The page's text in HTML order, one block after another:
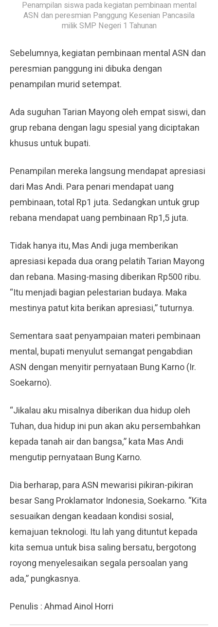
Penampilan siswa pada kegiatan pembinaan mental
ASN dan peresmian Panggung Kesenian Pancasila
milik SMP Negeri 1 Tahunan
Sebelumnya, kegiatan pembinaan mental ASN dan
peresmian panggung ini dibuka dengan
penampilan murid setempat.
Ada suguhan Tarian Mayong oleh empat siswi, dan
grup rebana dengan lagu spesial yang diciptakan
khusus untuk bupati.
Penampilan mereka langsung mendapat apresiasi
dari Mas Andi. Para penari mendapat uang
pembinaan, total Rp1 juta. Sedangkan untuk grup
rebana mendapat uang pembinaan Rp1,5 juta.
Tidak hanya itu, Mas Andi juga memberikan
apresiasi kepada dua orang pelatih Tarian Mayong
dan rebana. Masing-masing diberikan Rp500 ribu.
“Itu menjadi bagian pelestarian budaya. Maka
mestinya patut kita berikan apresiasi,” tuturnya.
Sementara saat penyampaian materi pembinaan
mental, bupati menyulut semangat pengabdian
ASN dengan menyitir pernyataan Bung Karno (Ir.
Soekarno).
“Jikalau aku misalnya diberikan dua hidup oleh
Tuhan, dua hidup ini pun akan aku persembahkan
kepada tanah air dan bangsa,” kata Mas Andi
mengutip pernyataan Bung Karno.
Dia berharap, para ASN mewarisi pikiran-pikiran
besar Sang Proklamator Indonesia, Soekarno. “Kita
sesuaikan dengan keadaan kondisi sosial,
kemajuan teknologi. Itu lah yang dituntut kepada
kita semua untuk bisa saling bersatu, bergotong
royong menyelesaikan segala persoalan yang
ada,” pungkasnya.
Penulis : Ahmad Ainol Horri